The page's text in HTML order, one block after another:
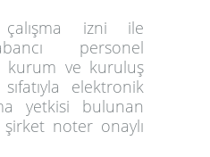
izni ile
personel
kurum ve kuruluş
sıfatıyla elektronik
yetkisi bulunan
noter onaylı